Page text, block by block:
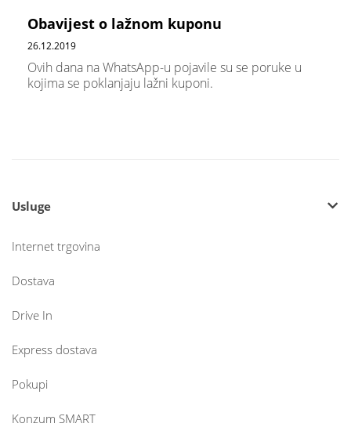
Obavijest o lažnom kuponu
26.12.2019
Ovih dana na WhatsApp-u pojavile su se poruke u
kojima se poklanjaju lažni kuponi.
Usluge
Internet trgovina
Dostava
Drive In
Express dostava
Pokupi
Konzum SMART